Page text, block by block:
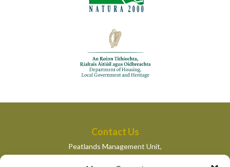
Contact Us
Peatlands Management Unit,
Department of Housing, Local Government and Heritage,